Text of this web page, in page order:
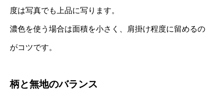
度は写真でも上品に写ります。
濃色を使う場合は面積を小さく、肩掛け程度に留めるの
がコツです。
柄と無地のバランス